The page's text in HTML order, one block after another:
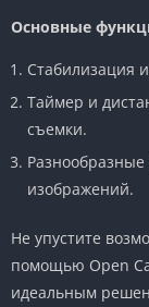
Основные
Стабилизация
Таймер и
съемки.
изображений.
Не упустите
помощью Open
идеальным